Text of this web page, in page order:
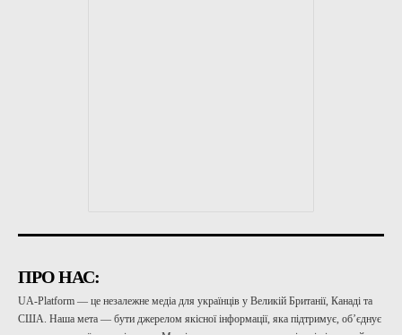
ПРО НАС:
UA-Platform — це незалежне медіа для українців у Великій Британії, Канаді та
США. Наша мета — бути джерелом якісної інформації, яка підтримує, об’єднує